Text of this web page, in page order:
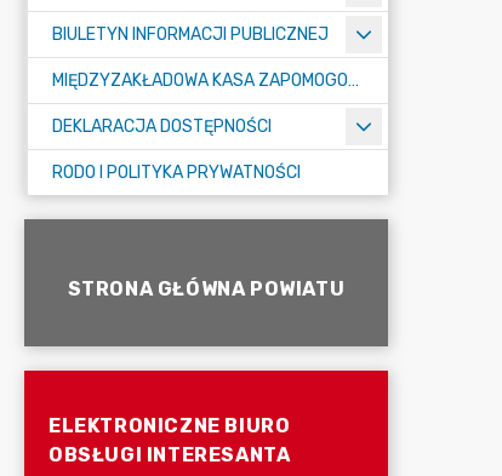
BIULETYN INFORMACJI PUBLICZNEJ
MIĘDZYZAKŁADOWA KASA ZAPOMOGOWO-POŻYCZKOWA
DEKLARACJA DOSTĘPNOŚCI
RODO I POLITYKA PRYWATNOŚCI
STRONA GŁÓWNA POWIATU
ELEKTRONICZNE BIURO
OBSŁUGI INTERESANTA